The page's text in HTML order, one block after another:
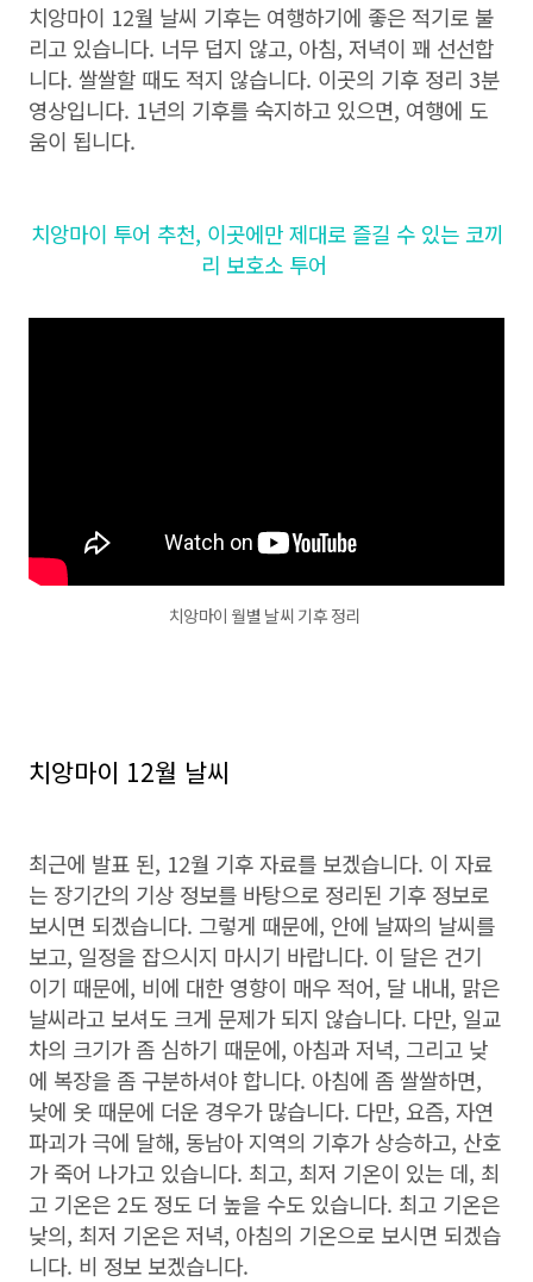
치앙마이 12월 날씨 기후는 여행하기에 좋은 적기로 불
리고 있습니다. 너무 덥지 않고, 아침, 저녁이 꽤 선선합
니다. 쌀쌀할 때도 적지 않습니다. 이곳의 기후 정리 3분
영상입니다. 1년의 기후를 숙지하고 있으면, 여행에 도
움이 됩니다.
치앙마이 투어 추천, 이곳에만 제대로 즐길 수 있는 코끼
리 보호소 투어
치앙마이 월별 날씨 기후 정리
치앙마이 12월 날씨
최근에 발표 된, 12월 기후 자료를 보겠습니다. 이 자료
는 장기간의 기상 정보를 바탕으로 정리된 기후 정보로
보시면 되겠습니다. 그렇게 때문에, 안에 날짜의 날씨를
보고, 일정을 잡으시지 마시기 바랍니다. 이 달은 건기
이기 때문에, 비에 대한 영향이 매우 적어, 달 내내, 맑은
날씨라고 보셔도 크게 문제가 되지 않습니다. 다만, 일교
차의 크기가 좀 심하기 때문에, 아침과 저녁, 그리고 낮
에 복장을 좀 구분하셔야 합니다. 아침에 좀 쌀쌀하면,
낮에 옷 때문에 더운 경우가 많습니다. 다만, 요즘, 자연
파괴가 극에 달해, 동남아 지역의 기후가 상승하고, 산호
가 죽어 나가고 있습니다. 최고, 최저 기온이 있는 데, 최
고 기온은 2도 정도 더 높을 수도 있습니다. 최고 기온은
낮의, 최저 기온은 저녁, 아침의 기온으로 보시면 되겠습
니다. 비 정보 보겠습니다.